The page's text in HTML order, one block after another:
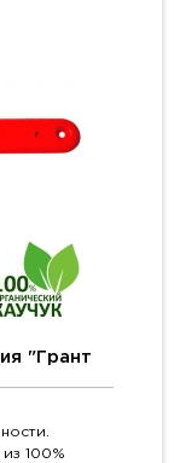
"Грант
100%